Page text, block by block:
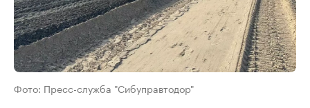
Фото: Пресс-служба "Сибуправтодор"